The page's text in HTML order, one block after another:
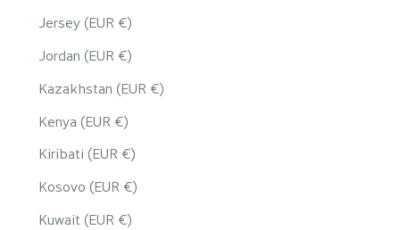
Jersey (EUR €)
Jordan (EUR €)
Kazakhstan (EUR €)
Kenya (EUR €)
Kiribati (EUR €)
Kosovo (EUR €)
Kuwait (EUR €)